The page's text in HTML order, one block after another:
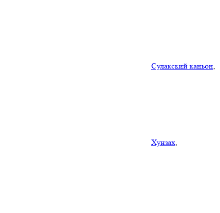
Сулакский каньон,
Хунзах,